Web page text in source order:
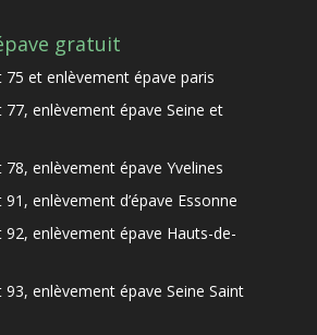
gratuit
75 et enlèvement épave paris
77, enlèvement épave Seine et
78, enlèvement épave Yvelines
enlèvement d’épave Essonne
92, enlèvement épave Hauts-de-
93, enlèvement épave Seine Saint